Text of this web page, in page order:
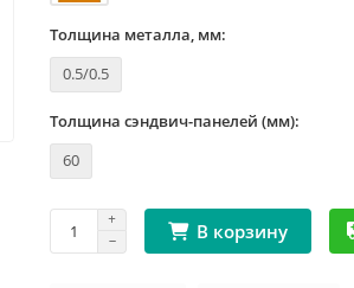
Толщина металла, мм:
0.5/0.5
Толщина сэндвич-панелей (мм):
60
В корзину